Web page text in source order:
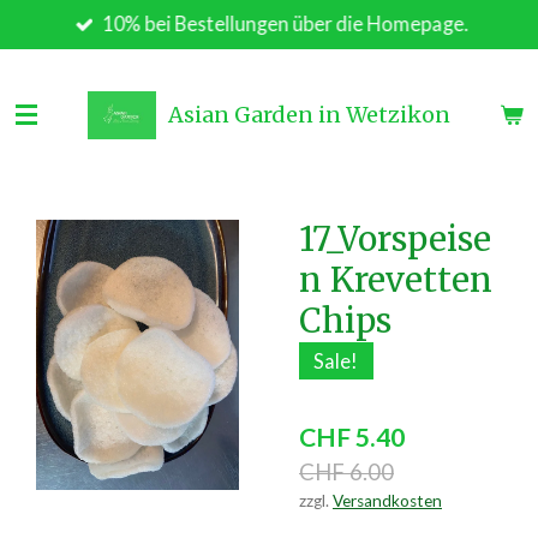
Hauptinhalt
10% bei Bestellungen über die Homepage.
Asian Garden in Wetzikon
17_Vorspeise
n Krevetten
Chips
Sale!
CHF 5.40
CHF 6.00
zzgl. Versandkosten